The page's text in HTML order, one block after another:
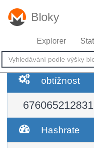
Bloky
Explorer
obtížnost
676065212831
Hashrate